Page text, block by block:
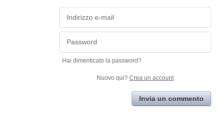
Hai dimenticato la password?
Nuovo qui? Crea un account
Invia un commento